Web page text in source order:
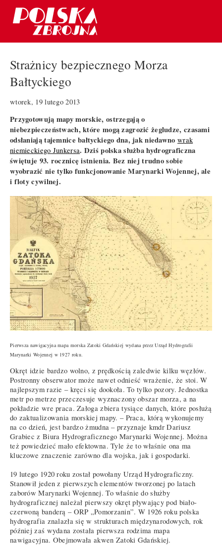
Strażnicy bezpiecznego Morza
Bałtyckiego
wtorek, 19 lutego 2013
Przygotowują mapy morskie, ostrzegają o
niebezpieczeństwach, które mogą zagrozić żegludze, czasami
odsłaniają tajemnice bałtyckiego dna, jak niedawno wrak
niemieckiego Junkersa. Dziś polska służba hydrograficzna
świętuje 93. rocznicę istnienia. Bez niej trudno sobie
wyobrazić nie tylko funkcjonowanie Marynarki Wojennej, ale
i floty cywilnej.
Pierwsza nawigacyjna mapa morska Zatoki Gdańskiej wydana przez Urząd Hydrografii
Marynarki Wojennej w 1927 roku.
Okręt idzie bardzo wolno, z prędkością zaledwie kilku węzłów.
Postronny obserwator może nawet odnieść wrażenie, że stoi. W
najlepszym razie – kręci się dookoła. To tylko pozory. Jednostka
metr po metrze przeczesuje wyznaczony obszar morza, a na
pokładzie wre praca. Załoga zbiera tysiące danych, które posłużą
do zaktualizowania morskiej mapy. – Praca, którą wykonujemy
na co dzień, jest bardzo żmudna – przyznaje kmdr Dariusz
Grabiec z Biura Hydrograficznego Marynarki Wojennej. Można
też powiedzieć mało efektowna. Tyle że to właśnie ona ma
kluczowe znaczenie zarówno dla wojska, jak i gospodarki.
19 lutego 1920 roku został powołany Urząd Hydrograficzny.
Stanowił jeden z pierwszych elementów tworzonej po latach
zaborów Marynarki Wojennej. To właśnie do służby
hydrograficznej należał pierwszy okręt pływający pod biało-
czerwoną banderą – ORP „Pomorzanin”. W 1926 roku polska
hydrografia znalazła się w strukturach międzynarodowych, rok
później zaś wydana została pierwsza rodzima mapa
nawigacyjna. Obejmowała akwen Zatoki Gdańskiej.